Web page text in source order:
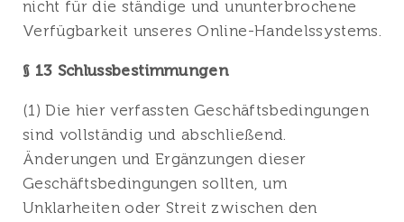
nicht für die ständige und ununterbrochene
Verfügbarkeit unseres Online-Handelssystems.
§ 13 Schlussbestimmungen
(1) Die hier verfassten Geschäftsbedingungen
sind vollständig und abschließend.
Änderungen und Ergänzungen dieser
Geschäftsbedingungen sollten, um
Unklarheiten oder Streit zwischen den